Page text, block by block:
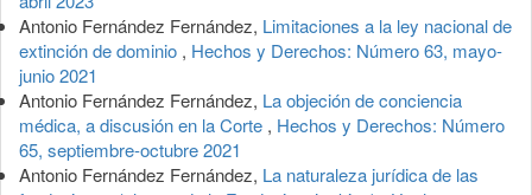
Antonio Fernández Fernández, Limitaciones a la ley nacional de
extinción de dominio , Hechos y Derechos: Número 63, mayo-
junio 2021
Antonio Fernández Fernández, La objeción de conciencia
médica, a discusión en la Corte , Hechos y Derechos: Número
65, septiembre-octubre 2021
Antonio Fernández Fernández, La naturaleza jurídica de las